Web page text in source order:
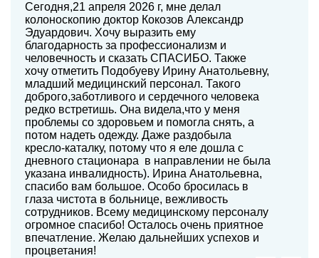
Сегодня,21 апреля 2026 г, мне делал
колоноскопию доктор Кокозов Александр
Эдуардович. Хочу выразить ему
благодарность за профессионализм и
человечность и сказать СПАСИБО. Также
хочу отметить Подобуеву Ирину Анатольевну,
младший медицинский персонал. Такого
доброго,заботливого и сердечного человека
редко встретишь. Она видела,что у меня
проблемы со здоровьем и помогла снять, а
потом надеть одежду. Даже раздобыла
кресло-каталку, потому что я еле дошла с
дневного стационара в направлении не была
указана инвалидность). Ирина Анатольевна,
спасибо вам большое. Особо бросилась в
глаза чистота в больнице, вежливость
сотрудников. Всему медицинскому персоналу
огромное спасибо! Осталось очень приятное
впечатление. Желаю дальнейших успехов и
процветания!